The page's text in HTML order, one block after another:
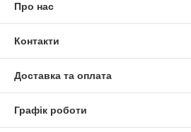
Про нас
Контакти
Доставка та оплата
Графік роботи